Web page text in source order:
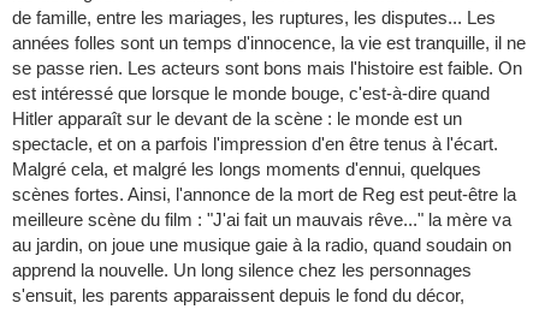
de famille, entre les mariages, les ruptures, les disputes... Les
années folles sont un temps d'innocence, la vie est tranquille, il ne
se passe rien. Les acteurs sont bons mais l'histoire est faible. On
est intéressé que lorsque le monde bouge, c'est-à-dire quand
Hitler apparaît sur le devant de la scène : le monde est un
spectacle, et on a parfois l'impression d'en être tenus à l'écart.
Malgré cela, et malgré les longs moments d'ennui, quelques
scènes fortes. Ainsi, l'annonce de la mort de Reg est peut-être la
meilleure scène du film : "J'ai fait un mauvais rêve..." la mère va
au jardin, on joue une musique gaie à la radio, quand soudain on
apprend la nouvelle. Un long silence chez les personnages
s'ensuit, les parents apparaissent depuis le fond du décor,